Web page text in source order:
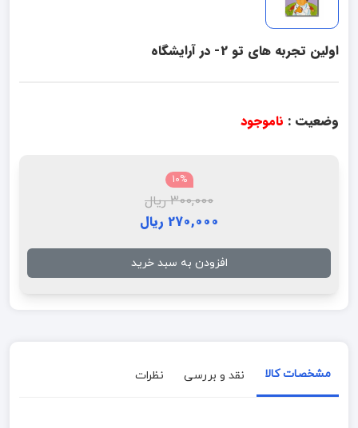
اولین تجربه های تو 2- در آرایشگاه
وضعیت : ناموجود
10%
300,000 ریال
270,000 ریال
افزودن به سبد خرید
مشخصات کالا نقد و بررسی نظرات